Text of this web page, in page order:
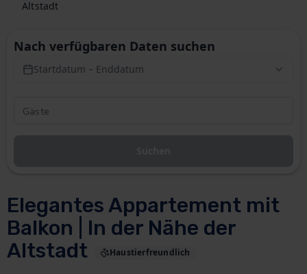
Altstadt
Elegantes Appartement mit
Balkon | In der Nähe der
Altstadt
Haustierfreundlich
Nach verfügbaren Daten suchen
Startdatum – Enddatum